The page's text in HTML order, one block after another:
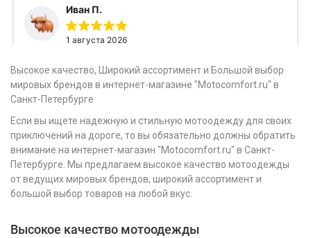
Высокое качество, Широкий ассортимент и Большой выбор
мировых брендов в интернет-магазине "Motocomfort.ru" в
Санкт-Петербурге
Если вы ищете надежную и стильную мотоодежду для своих
приключений на дороге, то вы обязательно должны обратить
внимание на интернет-магазин "Motocomfort.ru" в Санкт-
Петербурге. Мы предлагаем высокое качество мотоодежды
от ведущих мировых брендов, широкий ассортимент и
большой выбор товаров на любой вкус.
Высокое качество мотоодежды